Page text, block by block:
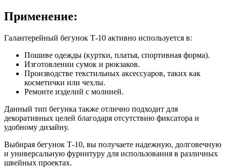
Применение:
Галантерейный бегунок Т-10 активно используется в:
Пошиве одежды (куртки, платья, спортивная форма).
Изготовлении сумок и рюкзаков.
Производстве текстильных аксессуаров, таких как
косметички или чехлы.
Ремонте изделий с молнией.
Данный тип бегунка также отлично подходит для
декоративных целей благодаря отсутствию фиксатора и
удобному дизайну.
Выбирая бегунок Т-10, вы получаете надежную, долговечную
и универсальную фурнитуру для использования в различных
швейных проектах.